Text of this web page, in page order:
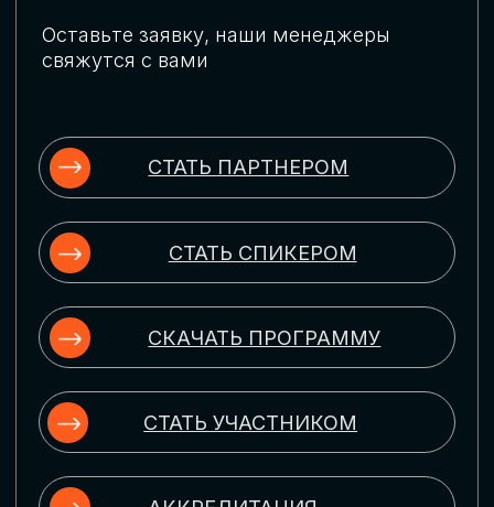
ИСКУССТВЕННЫЙ
Узнаем как компании адаптируются к
новой ИИ-реальности. Как ИИ-
сотрудники становятся
«полноправными» членами команды, как
ИИ-помощники забирают на себя рутину
и как можно значительно увеличить
производительность без огромных
затрат на нейросети
ЦИФРОВИЗАЦИЯ
УПРАВЛЕНИЯ ПЕРСОНАЛОМ
Рассмотрим управление человеческим
комплексные решения для роста
производительности и кейсы
оптимизации процессов найма,
развития, оценки и удержания